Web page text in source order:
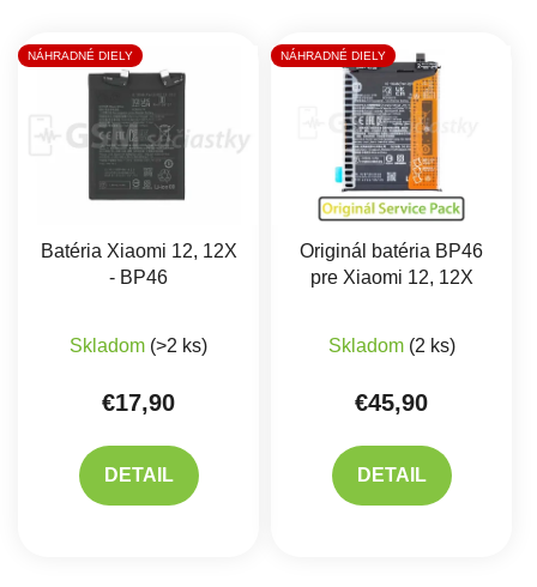
Výpis produktov
NÁHRADNÉ DIELY
Batéria Xiaomi 12, 12X
- BP46
Skladom (>2 ks)
€17,90
DETAIL
NÁHRADNÉ DIELY
Originál batéria BP46
pre Xiaomi 12, 12X
Skladom (2 ks)
€45,90
DETAIL